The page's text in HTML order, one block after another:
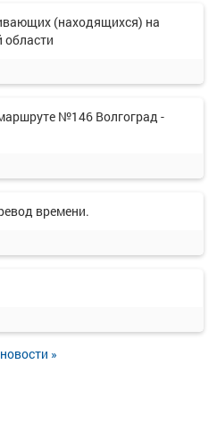
(находящихся) на
области
№146 Волгоград -
времени.
»